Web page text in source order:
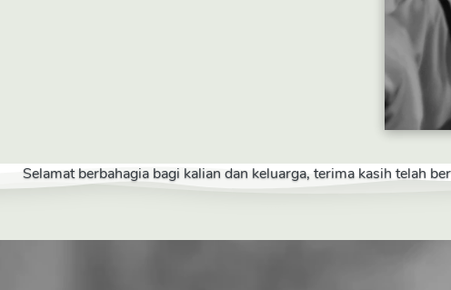
Selamat berbahagia bagi kalian dan keluarga, terima kasih telah